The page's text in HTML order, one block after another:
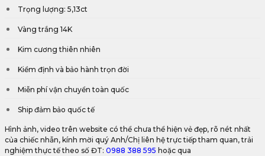
Trọng lượng: 5,13ct
Vàng trắng 14K
Kim cương thiên nhiên
Kiểm định và bảo hành trọn đời
Miễn phí vận chuyển toàn quốc
Ship đảm bảo quốc tế
Hình ảnh, video trên website có thể chưa thể hiện vẻ đẹp, rõ nét nhất
của chiếc nhẫn, kính mời quý Anh/Chị liên hệ trực tiếp tham quan, trải
nghiệm thực tế theo số ĐT: 0988 388 595 hoặc qua